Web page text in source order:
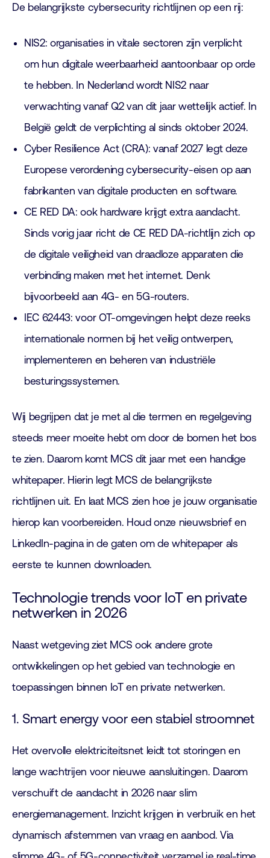
De belangrijkste cybersecurity richtlijnen op een rij:
NIS2: organisaties in vitale sectoren zijn verplicht
om hun digitale weerbaarheid aantoonbaar op orde
te hebben. In Nederland wordt NIS2 naar
verwachting vanaf Q2 van dit jaar wettelijk actief. In
België geldt de verplichting al sinds oktober 2024.
Cyber Resilience Act (CRA): vanaf 2027 legt deze
Europese verordening cybersecurity-eisen op aan
fabrikanten van digitale producten en software.
CE RED DA: ook hardware krijgt extra aandacht.
Sinds vorig jaar richt de CE RED DA-richtlijn zich op
de digitale veiligheid van draadloze apparaten die
verbinding maken met het internet. Denk
bijvoorbeeld aan 4G- en 5G-routers.
IEC 62443: voor OT-omgevingen helpt deze reeks
internationale normen bij het veilig ontwerpen,
implementeren en beheren van industriële
besturingssystemen.
Wij begrijpen dat je met al die termen en regelgeving
steeds meer moeite hebt om door de bomen het bos
te zien. Daarom komt MCS dit jaar met een handige
whitepaper. Hierin legt MCS de belangrijkste
richtlijnen uit. En laat MCS zien hoe je jouw organisatie
hierop kan voorbereiden. Houd onze nieuwsbrief en
LinkedIn-pagina in de gaten om de whitepaper als
eerste te kunnen downloaden.
Technologie trends voor IoT en private
netwerken in 2026
Naast wetgeving ziet MCS ook andere grote
ontwikkelingen op het gebied van technologie en
toepassingen binnen IoT en private netwerken.
1. Smart energy voor een stabiel stroomnet
Het overvolle elektriciteitsnet leidt tot storingen en
lange wachtrijen voor nieuwe aansluitingen. Daarom
verschuift de aandacht in 2026 naar slim
energiemanagement. Inzicht krijgen in verbruik en het
dynamisch afstemmen van vraag en aanbod. Via